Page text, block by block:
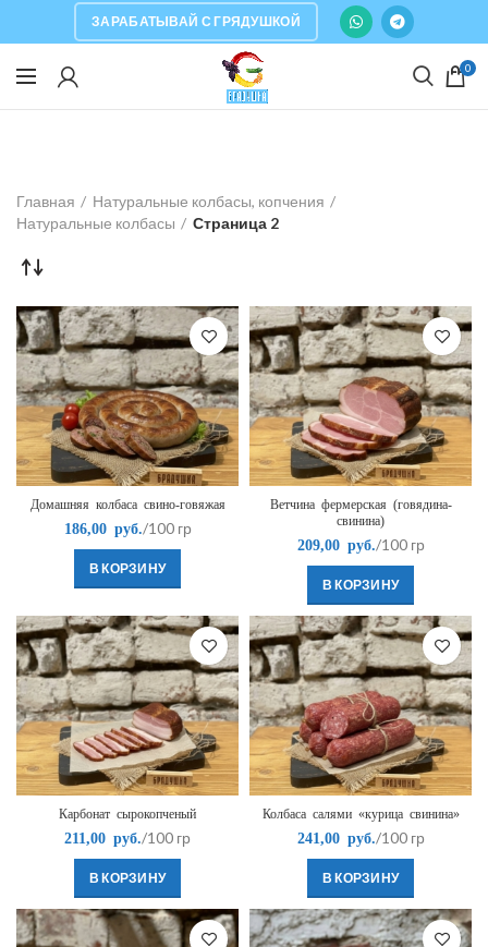
ЗАРАБАТЫВАЙ С ГРЯДУШКОЙ
0
Главная
Натуральные колбасы, копчения
Натуральные колбасы
Страница 2
Домашняя колбаса свино-говяжая
186,00руб. /100 гр
В КОРЗИНУ
Ветчина фермерская (говядина-
свинина)
209,00руб. /100 гр
В КОРЗИНУ
Карбонат сырокопченый
211,00 руб. /100 гр
В КОРЗИНУ
Колбаса салями «курица свинина»
241,00руб. /100 гр
В КОРЗИНУ